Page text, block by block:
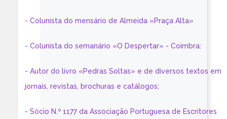
- Colunista do mensário de Almeida «Praça Alta»
- Colunista do semanário «O Despertar» - Coimbra:
- Autor do livro «Pedras Soltas» e de diversos textos em
jornais, revistas, brochuras e catálogos;
- Sócio N.º 1177 da Associação Portuguesa de Escritores